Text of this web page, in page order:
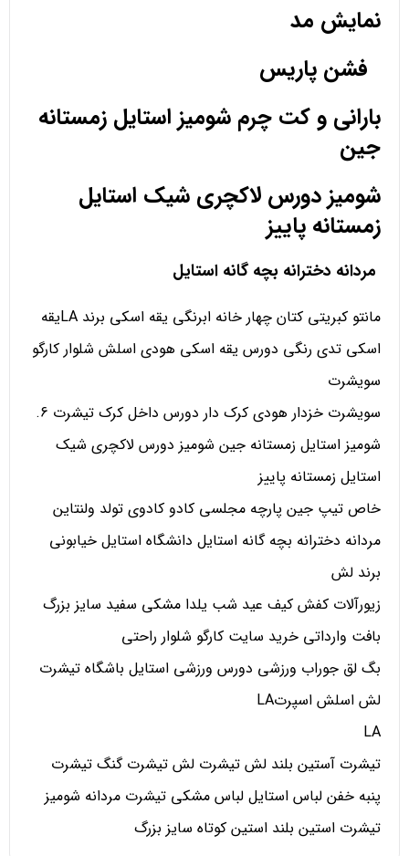
نمایش مد
فشن پاریس
بارانی و کت چرم شومیز استایل زمستانه
جین
شومیز دورس لاکچری شیک استایل
زمستانه پاییز
مردانه دخترانه بچه گانه استایل
مانتو کبریتی کتان چهار خانه ابرنگی یقه اسکی برند LAیقه
اسکی تدی رنگی دورس یقه اسکی هودی اسلش شلوار کارگو
سویشرت
سویشرت خزدار هودی کرک دار دورس داخل کرک تیشرت 6.
شومیز استایل زمستانه جین شومیز دورس لاکچری شیک
استایل زمستانه پاییز
خاص تیپ جین پارچه مجلسی کادو کادوی تولد ولنتاین
مردانه دخترانه بچه گانه استایل دانشگاه استایل خیابونی
برند لش
زیورآلات کفش کیف عید شب یلدا مشکی سفید سایز بزرگ
بافت وارداتی خرید سایت کارگو شلوار راحتی
بگ لق جوراب ورزشی دورس ورزشی استایل باشگاه تیشرت
لش اسلش اسپرتLA
LA
تیشرت آستین بلند لش تیشرت لش تیشرت گنگ تیشرت
پنبه خفن لباس استایل لباس مشکی تیشرت مردانه شومیز
تیشرت استین بلند استین کوتاه سایز بزرگ